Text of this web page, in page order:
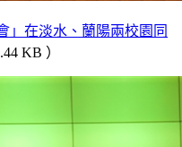
」在淡水、蘭陽兩校園同
KB ）